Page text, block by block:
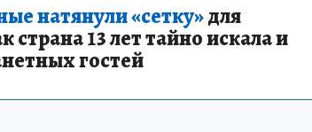
натянули «сетку»для
страна 13 лет тайно искала и
гостей